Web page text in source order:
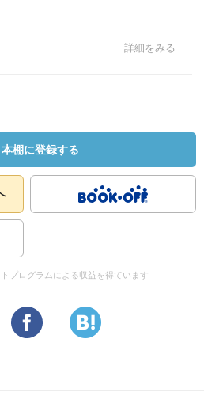
詳細をみる
本棚に登録する
プログラムによる収益を得ています